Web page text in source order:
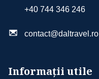
+40 744 346 246
contact@daltravel.ro
Informații utile